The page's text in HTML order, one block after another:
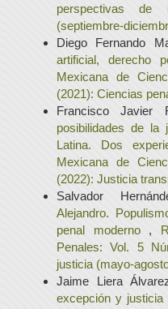
perspectivas
(septiembre-
Diego Fernando
artificial, derecho
Mexicana de
(2021): Ciencias
Francisco Javier
posibilidades de la
Latina. Dos
Mexicana de
(2022): Justicia
Salvador
Alejandro.
penal moderno ,
Penales: Vol. 5
justicia (mayo-
Jaime Liera
excepción y justicia